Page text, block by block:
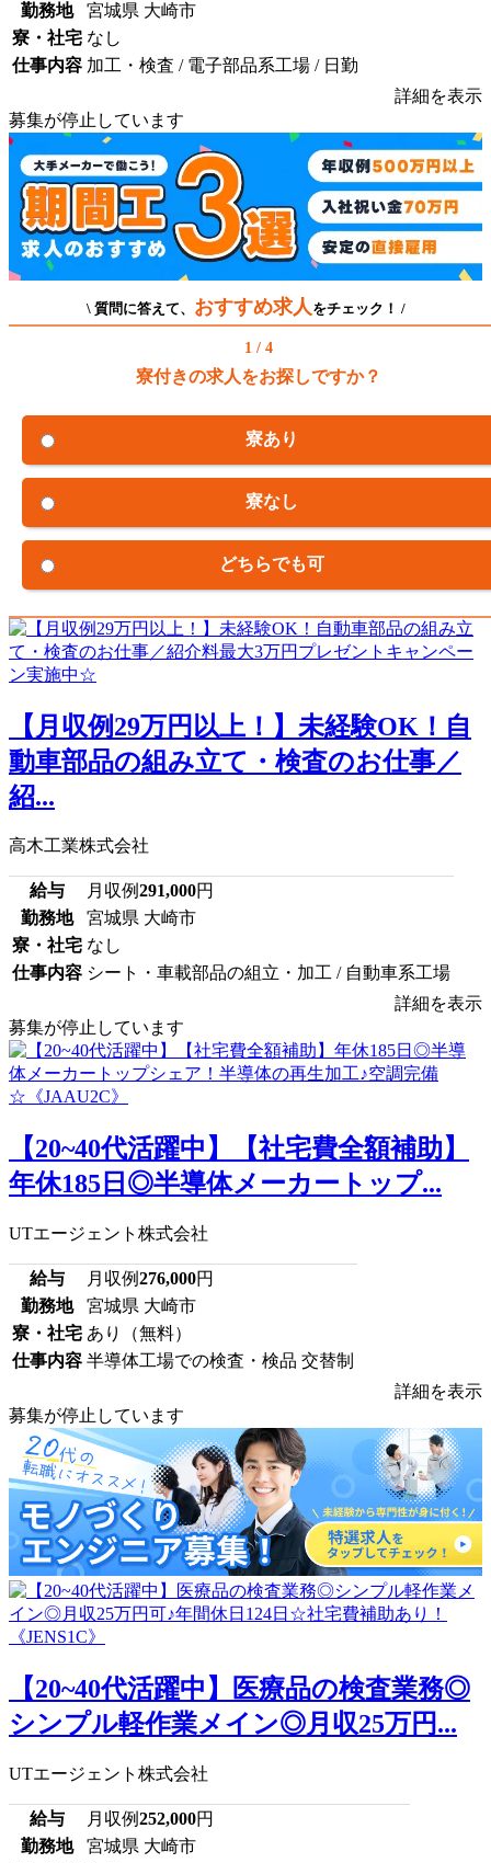
勤務地
宮城県 大崎市
寮・社宅 なし
仕事内容 加工・検査 / 電子部品系工場 / 日勤
詳細を表示
募集が停止しています
\ 質問に答えて、 おすすめ求人 をチェック！ /
1 / 4
寮付きの求人をお探しですか？
寮あり
寮なし
どちらでも可
【月収例29万円以上！】未経験OK！自
動車部品の組み立て・検査のお仕事／
紹...
高木工業株式会社
給与 月収例291,000円
勤務地
宮城県 大崎市
寮・社宅 なし
仕事内容 シート・車載部品の組立・加工 / 自動車系工場
詳細を表示
募集が停止しています
【20~40代活躍中】【社宅費全額補助】
年休185日◎半導体メーカートップ...
UTエージェント株式会社
給与 月収例276,000円
勤務地
宮城県 大崎市
寮・社宅 あり（無料）
仕事内容 半導体工場での検査・検品 交替制
詳細を表示
募集が停止しています
【20~40代活躍中】医療品の検査業務◎
シンプル軽作業メイン◎月収25万円...
UTエージェント株式会社
給与 月収例252,000円
勤務地
宮城県 大崎市